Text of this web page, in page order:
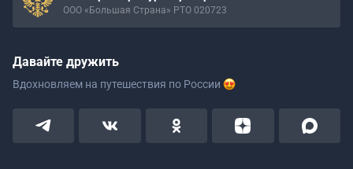
ООО «Большая Страна» РТО 020723
Давайте дружить
Вдохновляем на путешествия по России